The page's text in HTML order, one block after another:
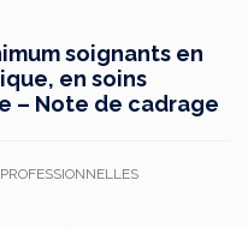
soignants en
en soins
– Note de cadrage